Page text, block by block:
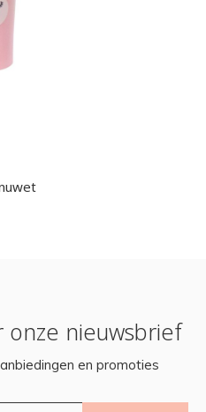
onze nieuwsbrief
en promoties